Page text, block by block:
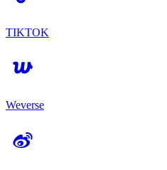
TIKTOK
Weverse